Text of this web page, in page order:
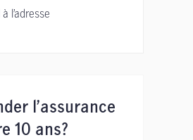
l’adresse
l’assurance
10 ans?